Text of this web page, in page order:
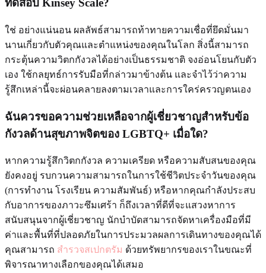
ทดสอบ Kinsey Scale?
ใช่ อย่างแน่นอน ผลลัพธ์สามารถท้าทายความเชื่อที่ยึดมั่นมา
นานเกี่ยวกับตัวคุณและตำแหน่งของคุณในโลก สิ่งนี้สามารถ
กระตุ้นความวิตกกังวลได้อย่างเป็นธรรมชาติ จงอ่อนโยนกับตัว
เอง ใช้กลยุทธ์การรับมือที่กล่าวมาข้างต้น และจำไว้ว่าความ
รู้สึกเหล่านี้จะผ่อนคลายลงตามเวลาและการใคร่ครวญตนเอง
ฉันควรขอความช่วยเหลือจากผู้เชี่ยวชาญสำหรับข้อ
กังวลด้านสุขภาพจิตของ LGBTQ+ เมื่อใด?
หากความรู้สึกวิตกกังวล ความเครียด หรือความสับสนของคุณ
ยังคงอยู่ รบกวนความสามารถในการใช้ชีวิตประจำวันของคุณ
(การทำงาน โรงเรียน ความสัมพันธ์) หรือหากคุณกำลังประสบ
กับอาการของภาวะซึมเศร้า ก็ถึงเวลาที่ดีที่จะแสวงหาการ
สนับสนุนจากผู้เชี่ยวชาญ นักบำบัดสามารถจัดหาเครื่องมือที่มี
ค่าและพื้นที่ที่ปลอดภัยในการประมวลผลการเดินทางของคุณได้
คุณสามารถ สำรวจสเปกตรัม ด้วยทรัพยากรของเราในขณะที่
พิจารณาทางเลือกของคุณได้เสมอ